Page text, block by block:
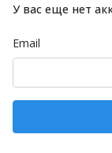
У вас еще нет
Email